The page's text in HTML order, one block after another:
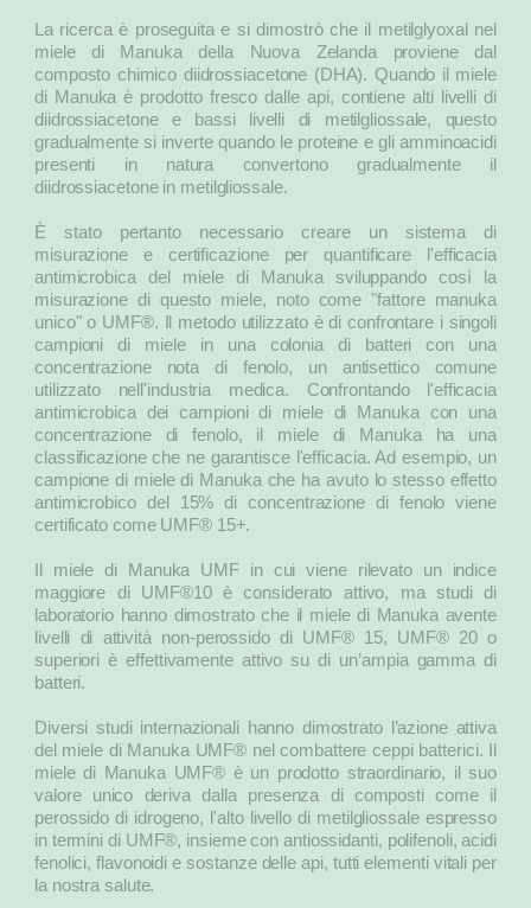
La ricerca è proseguita e si dimostrò che il metilglyoxal nel
miele di Manuka della Nuova Zelanda proviene dal
composto chimico diidrossiacetone (DHA). Quando il miele
di Manuka è prodotto fresco dalle api, contiene alti livelli di
diidrossiacetone e bassi livelli di metilgliossale, questo
gradualmente si inverte quando le proteine e gli amminoacidi
presenti in natura convertono gradualmente il
diidrossiacetone in metilgliossale.
È stato pertanto necessario creare un sistema di
misurazione e certificazione per quantificare l'efficacia
antimicrobica del miele di Manuka sviluppando così la
misurazione di questo miele, noto come "fattore manuka
unico" o UMF®. Il metodo utilizzato è di confrontare i singoli
campioni di miele in una colonia di batteri con una
concentrazione nota di fenolo, un antisettico comune
utilizzato nell'industria medica. Confrontando l'efficacia
antimicrobica dei campioni di miele di Manuka con una
concentrazione di fenolo, il miele di Manuka ha una
classificazione che ne garantisce l'efficacia. Ad esempio, un
campione di miele di Manuka che ha avuto lo stesso effetto
antimicrobico del 15% di concentrazione di fenolo viene
certificato come UMF® 15+.
Il miele di Manuka UMF in cui viene rilevato un indice
maggiore di UMF®10 è considerato attivo, ma studi di
laboratorio hanno dimostrato che il miele di Manuka avente
livelli di attività non-perossido di UMF® 15, UMF® 20 o
superiori è effettivamente attivo su di un’ampia gamma di
batteri.
Diversi studi internazionali hanno dimostrato l’azione attiva
del miele di Manuka UMF® nel combattere ceppi batterici. Il
miele di Manuka UMF® è un prodotto straordinario, il suo
valore unico deriva dalla presenza di composti come il
perossido di idrogeno, l'alto livello di metilgliossale espresso
in termini di UMF®, insieme con antiossidanti, polifenoli, acidi
fenolici, flavonoidi e sostanze delle api, tutti elementi vitali per
la nostra salute.